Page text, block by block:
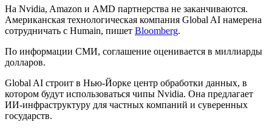
На Nvidia, Amazon и AMD партнерства не заканчиваются.
Американская технологическая компания Global AI намерена
сотрудничать с Humain, пишет Bloomberg.
По информации СМИ, соглашение оценивается в миллиарды
долларов.
Global AI строит в Нью-Йорке центр обработки данных, в
котором будут использоваться чипы Nvidia. Она предлагает
ИИ-инфраструктуру для частных компаний и суверенных
государств.